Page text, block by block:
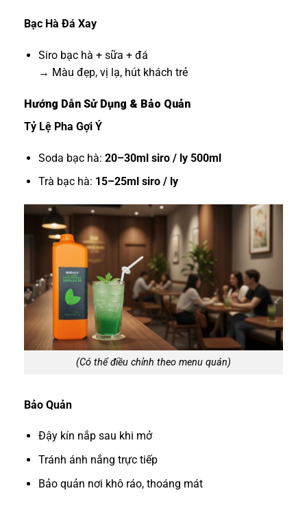
Bạc Hà Đá Xay
Siro bạc hà + sữa + đá
→ Màu đẹp, vị lạ, hút khách trẻ
Hướng Dẫn Sử Dụng & Bảo Quản
Tỷ Lệ Pha Gợi Ý
Soda bạc hà: 20–30ml siro / ly 500ml
Trà bạc hà: 15–25ml siro / ly
(Có thể điều chỉnh theo menu quán)
Bảo Quản
Đậy kín nắp sau khi mở
Tránh ánh nắng trực tiếp
Bảo quản nơi khô ráo, thoáng mát